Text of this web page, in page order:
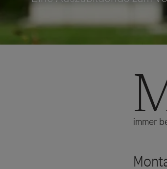
Podcast
immer